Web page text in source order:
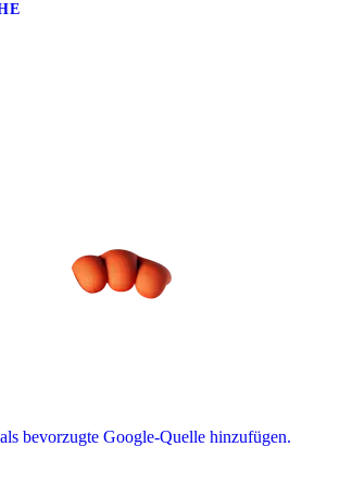
bevorzugte Google-Quelle hinzufügen.